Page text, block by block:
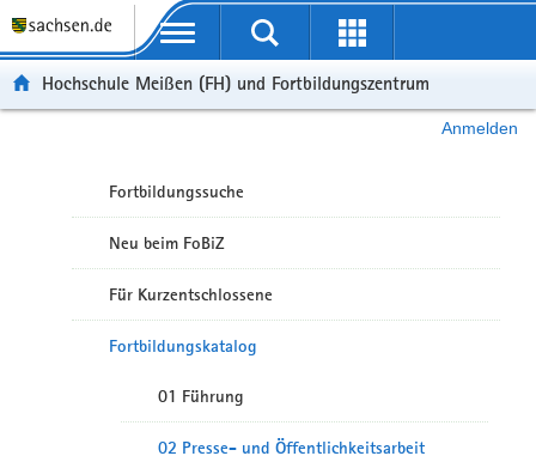
Portalübergreifende Navigation
Hochschule Meißen (FH) und Fortbildungszentrum
Anmelden
Fortbildungssuche
Neu beim FoBiZ
Für Kurzentschlossene
Fortbildungskatalog
01 Führung
02 Presse- und Öffentlichkeitsarbeit